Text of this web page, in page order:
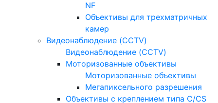
NF
Объективы для трехматричных
камер
Видеонаблюдение (CCTV)
Видеонаблюдение (CCTV)
Моторизованные объективы
Моторизованные объективы
Мегапиксельного разрешения
Объективы с креплением типа C/CS